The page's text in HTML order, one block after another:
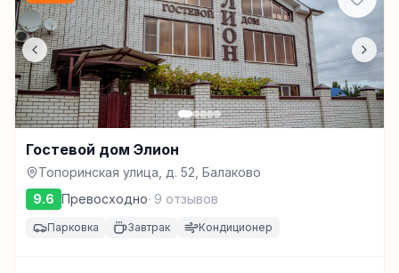
Гостевой дом Элион
Топоринская улица, д. 52, Балаково
9.6 Превосходно· 9 отзывов
Парковка Завтрак Кондиционер